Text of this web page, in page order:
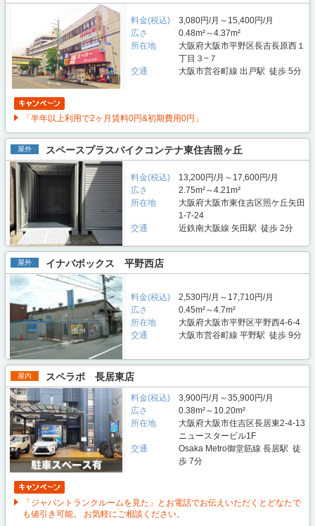
料金(税込)
3,080円/月～15,400円/月
広さ
0.48m²～4.37m²
所在地
大阪府大阪市平野区長吉長原西１
丁目３−７
交通
大阪市営谷町線 出戸駅 徒歩 5分
「半年以上利用で2ヶ月賃料0円&初期費用0円」
屋外 スペースプラスバイクコンテナ東住吉照ヶ丘
料金(税込)
13,200円/月～17,600円/月
広さ
2.75m²～4.21m²
所在地
大阪府大阪市東住吉区照ケ丘矢田
1-7-24
交通
近鉄南大阪線 矢田駅 徒歩 2分
屋外 イナバボックス 平野西店
料金(税込)
2,530円/月～17,710円/月
広さ
0.45m²～4.7m²
所在地
大阪府大阪市平野区平野西4-6-4
交通
大阪市営谷町線 平野駅 徒歩 9分
屋内 スペラボ 長居東店
料金(税込)
3,900円/月～35,900円/月
広さ
0.38m²～10.20m²
所在地
大阪府大阪市住吉区長居東2-4-13
ニュースタービル1F
交通
Osaka Metro御堂筋線 長居駅 徒
歩 7分
「ジャパントランクルームを見た」とお電話でお伝えいただくとどなたで
も値引き可能。 お気軽にご相談ください。